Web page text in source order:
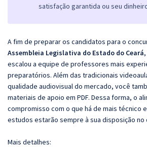
satisfação garantida ou seu
A fim de preparar os candidatos para o
Assembleia Legislativa do Estado do Ceará
escalou a equipe de professores mais
preparatórios. Além das tradicionais
qualidade audiovisual do mercado, você
materiais de apoio em PDF. Dessa forma, o
compromisso com o que há de mais técnico
estudos estarão sempre à sua disposição
Mais detalhes: